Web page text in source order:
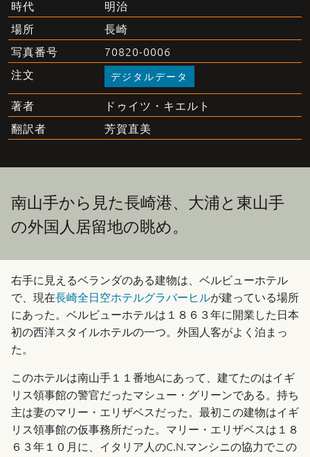
時代 明治
場所 長崎
写真番号 70820-0006
注文 デジタルデータ
著者 ドゥイツ・キエルト
翻訳者 芳賀直美
南山手から見た長崎港、大浦と東山手
の外国人居留地の眺め。
右手に見えるベランダのある建物は、ベルビューホテル
で、現在長崎全日空ホテルグラバーヒルが建っている場所
にあった。ベルビューホテルは１８６３年に開業した日本
初の西洋スタイルホテルの一つ。外国人客がよく泊まっ
た。
このホテルは南山手１１番地Aにあって、建てたのはイギ
リス領事館の警官だったマシュー・グリーンである。持ち
主は妻のマリー・エリザベスだった。最初この建物はイギ
リス領事館の仮事務所だった。マリー・エリザベスは１８
６３年１０月に、イタリア人のC.N.マンシニの協力でこの